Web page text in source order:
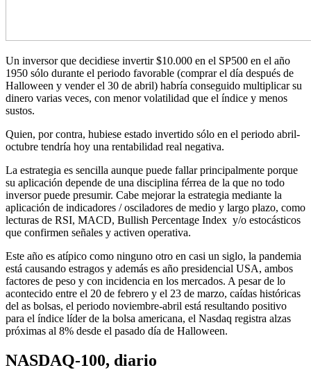
Un inversor que decidiese invertir $10.000 en el SP500 en el año
1950 sólo durante el periodo favorable (comprar el día después de
Halloween y vender el 30 de abril) habría conseguido multiplicar su
dinero varias veces, con menor volatilidad que el índice y menos
sustos.
Quien, por contra, hubiese estado invertido sólo en el periodo abril-
octubre tendría hoy una rentabilidad real negativa.
La estrategia es sencilla aunque puede fallar principalmente porque
su aplicación depende de una disciplina férrea de la que no todo
inversor puede presumir. Cabe mejorar la estrategia mediante la
aplicación de indicadores / osciladores de medio y largo plazo, como
lecturas de RSI, MACD, Bullish Percentage Index y/o estocásticos
que confirmen señales y activen operativa.
Este año es atípico como ninguno otro en casi un siglo, la pandemia
está causando estragos y además es año presidencial USA, ambos
factores de peso y con incidencia en los mercados. A pesar de lo
acontecido entre el 20 de febrero y el 23 de marzo, caídas históricas
del as bolsas, el periodo noviembre-abril está resultando positivo
para el índice líder de la bolsa americana, el Nasdaq registra alzas
próximas al 8% desde el pasado día de Halloween.
NASDAQ-100, diario